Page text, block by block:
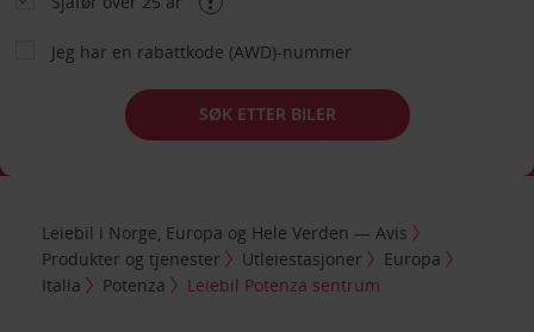
Jeg har en rabattkode (AWD)-nummer
SØK ETTER BILER
Leiebil i Norge, Europa og Hele Verden — Avis
Produkter og tjenester
Utleiestasjoner
Europa
Italia
Potenza Leiebil Potenza sentrum